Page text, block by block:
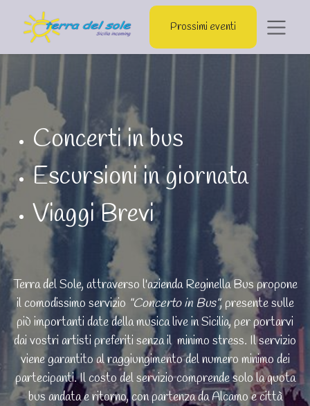
Prossimi eventi
Concerti in bus
Escursioni in giornata
Viaggi Brevi
Terra del Sole, attraverso l'azienda Reginella Bus propone
il comodissimo servizio "Concerto in Bus", presente sulle
più importanti date della musica live in Sicilia, per portarvi
dai vostri artisti preferiti senza il minimo stress. Il servizio
viene garantito al raggiungimento del numero minimo dei
partecipanti. Il costo del servizio comprende solo la quota
bus andata e ritorno, con partenza da Alcamo e città